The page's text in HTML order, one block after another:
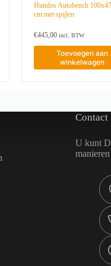
Hundos Autobench
cm met spijlen
€445,00 incl. BTW
Toevoegen aan
winkelwagen
Contact
U kunt